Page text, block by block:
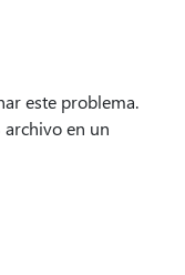
este problema.
en un